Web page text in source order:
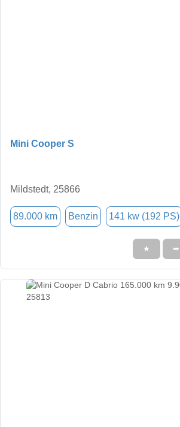
Mini Cooper S
Mildstedt, 25866
89.000 km Benzin 141 kw (192 PS)
★ ➦